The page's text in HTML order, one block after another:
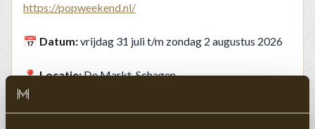
https://popweekend.nl/
📅 Datum:vrijdag 31 juli t/m zondag 2 augustus 2026
📍Locatie:De Markt, Schagen